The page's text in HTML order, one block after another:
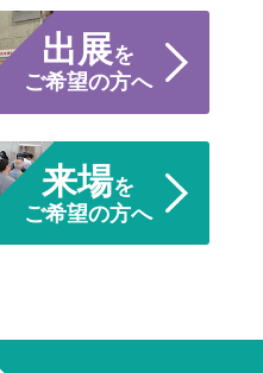
出展を
ご希望の方へ
来場を
ご希望の方へ